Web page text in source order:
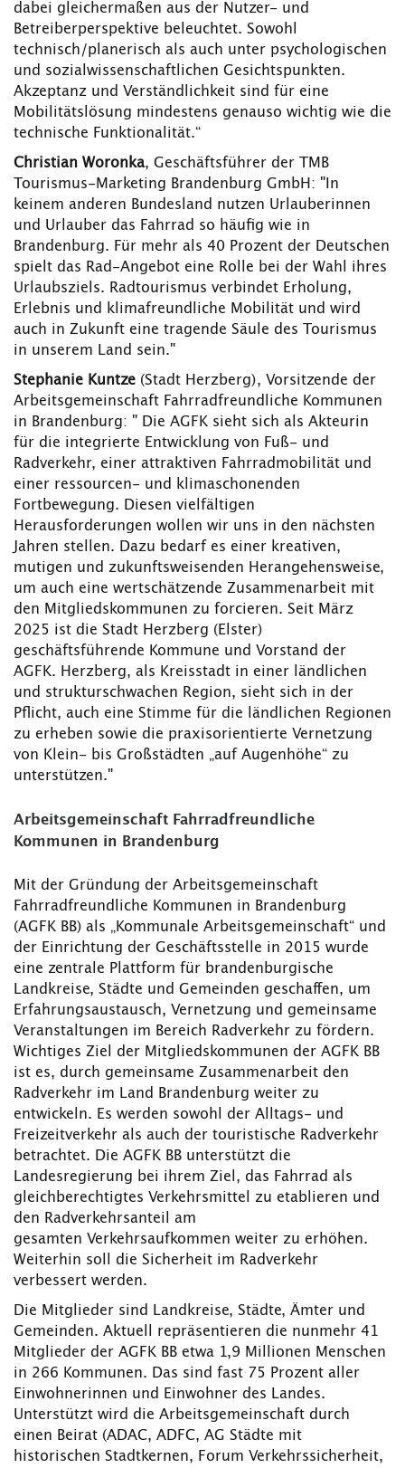
dabei gleichermaßen aus der Nutzer- und
Betreiberperspektive beleuchtet. Sowohl
technisch/planerisch als auch unter psychologischen
und sozialwissenschaftlichen Gesichtspunkten.
Akzeptanz und Verständlichkeit sind für eine
Mobilitätslösung mindestens genauso wichtig wie die
technische Funktionalität.“
Christian Woronka, Geschäftsführer der TMB
Tourismus-Marketing Brandenburg GmbH: "In
keinem anderen Bundesland nutzen Urlauberinnen
und Urlauber das Fahrrad so häufig wie in
Brandenburg. Für mehr als 40 Prozent der Deutschen
spielt das Rad-Angebot eine Rolle bei der Wahl ihres
Urlaubsziels. Radtourismus verbindet Erholung,
Erlebnis und klimafreundliche Mobilität und wird
auch in Zukunft eine tragende Säule des Tourismus
in unserem Land sein."
Stephanie Kuntze (Stadt Herzberg), Vorsitzende der
Arbeitsgemeinschaft Fahrradfreundliche Kommunen
in Brandenburg: " Die AGFK sieht sich als Akteurin
für die integrierte Entwicklung von Fuß- und
Radverkehr, einer attraktiven Fahrradmobilität und
einer ressourcen- und klimaschonenden
Fortbewegung. Diesen vielfältigen
Herausforderungen wollen wir uns in den nächsten
Jahren stellen. Dazu bedarf es einer kreativen,
mutigen und zukunftsweisenden Herangehensweise,
um auch eine wertschätzende Zusammenarbeit mit
den Mitgliedskommunen zu forcieren. Seit März
2025 ist die Stadt Herzberg (Elster)
geschäftsführende Kommune und Vorstand der
AGFK. Herzberg, als Kreisstadt in einer ländlichen
und strukturschwachen Region, sieht sich in der
Pflicht, auch eine Stimme für die ländlichen Regionen
zu erheben sowie die praxisorientierte Vernetzung
von Klein- bis Großstädten „auf Augenhöhe“ zu
unterstützen."
Arbeitsgemeinschaft Fahrradfreundliche
Kommunen in Brandenburg
Mit der Gründung der Arbeitsgemeinschaft
Fahrradfreundliche Kommunen in Brandenburg
(AGFK BB) als „Kommunale Arbeitsgemeinschaft“ und
der Einrichtung der Geschäftsstelle in 2015 wurde
eine zentrale Plattform für brandenburgische
Landkreise, Städte und Gemeinden geschaffen, um
Erfahrungsaustausch, Vernetzung und gemeinsame
Veranstaltungen im Bereich Radverkehr zu fördern.
Wichtiges Ziel der Mitgliedskommunen der AGFK BB
ist es, durch gemeinsame Zusammenarbeit den
Radverkehr im Land Brandenburg weiter zu
entwickeln. Es werden sowohl der Alltags- und
Freizeitverkehr als auch der touristische Radverkehr
betrachtet. Die AGFK BB unterstützt die
Landesregierung bei ihrem Ziel, das Fahrrad als
gleichberechtigtes Verkehrsmittel zu etablieren und
den Radverkehrsanteil am
gesamten Verkehrsaufkommen weiter zu erhöhen.
Weiterhin soll die Sicherheit im Radverkehr
verbessert werden.
Die Mitglieder sind Landkreise, Städte, Ämter und
Gemeinden. Aktuell repräsentieren die nunmehr 41
Mitglieder der AGFK BB etwa 1,9 Millionen Menschen
in 266 Kommunen. Das sind fast 75 Prozent aller
Einwohnerinnen und Einwohner des Landes.
Unterstützt wird die Arbeitsgemeinschaft durch
einen Beirat (ADAC, ADFC, AG Städte mit
historischen Stadtkernen, Forum Verkehrssicherheit,